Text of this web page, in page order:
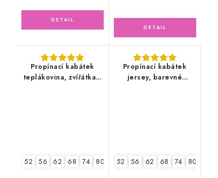
Propínací kabátek
teplákovina, zvířátka v
52 56 62 68 74 80 86
Propínací kabátek
jersey, barevné
52 56 62 68 74 80